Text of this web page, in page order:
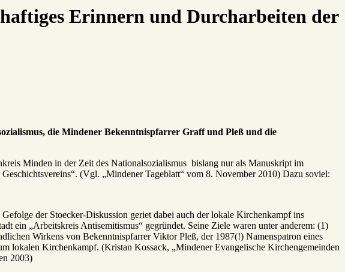
Erinnern und Durcharbeiten der
die Mindener Bekenntnispfarrer Graff und Pleß und die
Minden in der Zeit des Nationalsozialismus bislang nur als Manuskript im
(Vgl. „Mindener Tageblatt“ vom 8. November 2010) Dazu soviel:
der Stoecker-Diskussion geriet dabei auch der lokale Kirchenkampf ins
ein „Arbeitskreis Antisemitismus“ gegründet. Seine Ziele waren unter anderem: (1)
Wirkens von Bekenntnispfarrer Viktor Pleß, der 1987(!) Namenspatron eines
lokalen Kirchenkampf. (Kristan Kossack, „Mindener Evangelische Kirchengemeinden
2003)